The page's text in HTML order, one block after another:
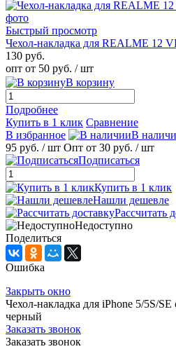
Быстрый просмотр
Чехол-накладка для REALME 12
130 руб.
опт от 50 руб. / шт
В корзину
Подробнее
Купить в 1 клик Сравнение
В избранное
В
95 руб. / шт Опт от 30 руб. / шт
Подписаться
Купить в 1 клик
Нашли дешевле
Рассчитать
Недоступно
Поделиться
Ошибка
Закрыть окно
Чехол-накладка для iPhone 5/5S/
черный
Заказать звонок
Заказать звонок